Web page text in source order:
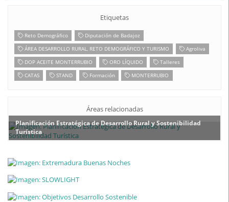
Etiquetas
Reto Demográfico
Diputación de Badajoz
ÁREA DESARROLLO RURAL, RETO DEMOGRÁFICO Y TURISMO
Agroliva
DOP ACEITE MONTERRUBIO
ORO LÍQUIDO
Talleres
CATAS
STAND Formación MONTERRUBIO
Áreas relacionadas
Planificación Estratégica de Desarrollo Rural y Sostenibilidad
Turística